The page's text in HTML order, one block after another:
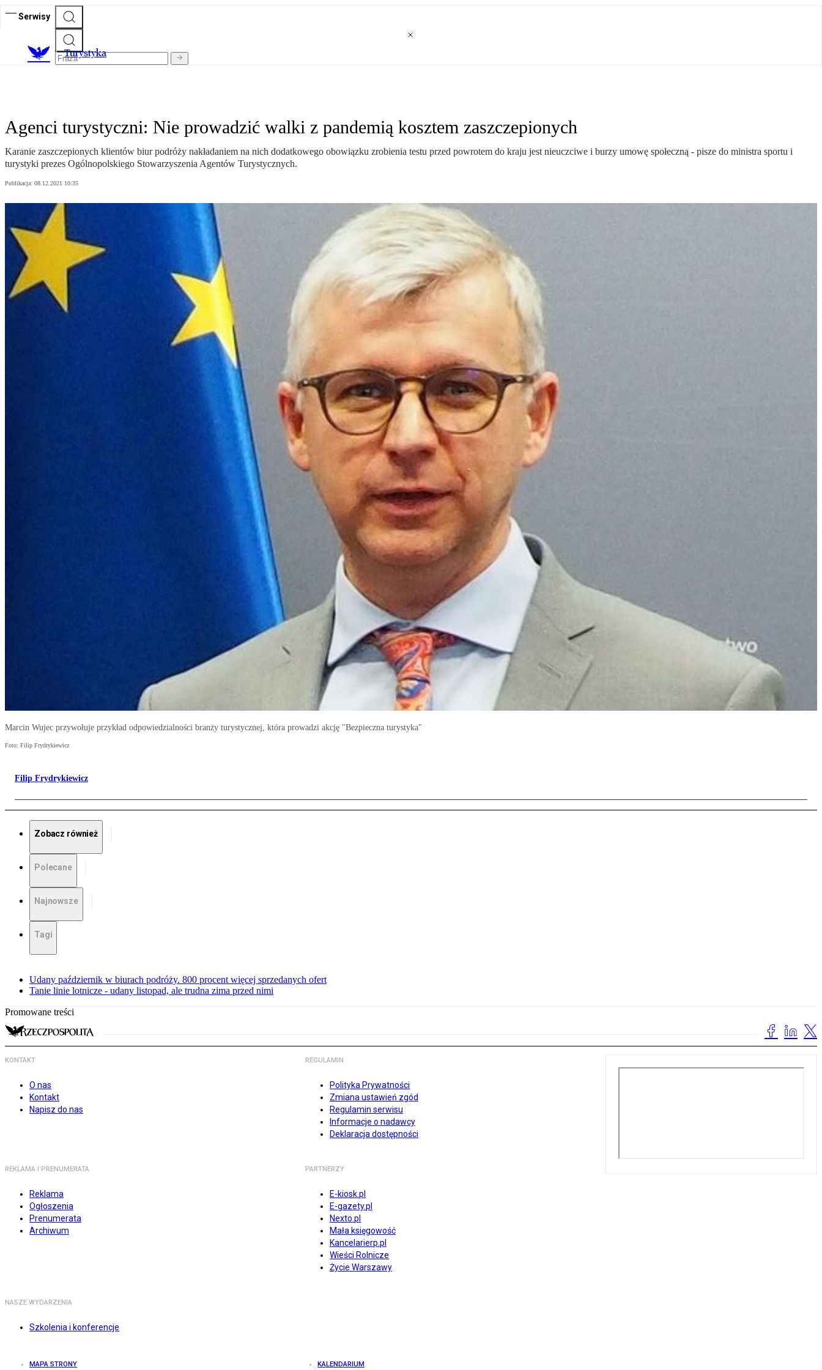
Serwisy
Turystyka
Agenci turystyczni: Nie prowadzić walki z pandemią kosztem zaszczepionych
Karanie zaszczepionych klientów biur podróży nakładaniem na nich dodatkowego obowiązku zrobienia testu przed powrotem do kraju jest nieuczciwe i burzy umowę społeczną - pisze do ministra sportu i
turystyki prezes Ogólnopolskiego Stowarzyszenia Agentów Turystycznych.
Publikacja: 08.12.2021 10:35
Marcin Wujec przywołuje przykład odpowiedzialności branży turystycznej, która prowadzi akcję "Bezpieczna turystyka"
Foto: Filip Frydrykiewicz
Filip Frydrykiewicz
Zobacz również
Polecane
Najnowsze
Tagi
Udany październik w biurach podróży. 800 procent więcej sprzedanych ofert
Tanie linie lotnicze - udany listopad, ale trudna zima przed nimi
Promowane treści
KONTAKT
O nas
Kontakt
Napisz do nas
REGULAMIN
Polityka Prywatności
Zmiana ustawień zgód
Regulamin serwisu
Informacje o nadawcy
Deklaracja dostępności
REKLAMA I PRENUMERATA
Reklama
Ogłoszenia
Prenumerata
Archiwum
PARTNERZY
E-kiosk.pl
E-gazety.pl
Nexto.pl
Mała księgowość
Kancelarierp.pl
Wieści Rolnicze
Życie Warszawy
NASZE WYDARZENIA
Szkolenia i konferencje
MAPA STRONY KALENDARIUM